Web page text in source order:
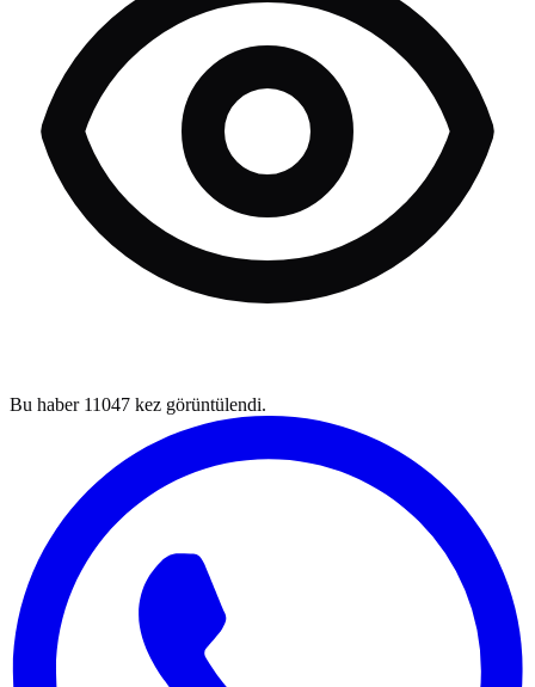
Bu haber 11047 kez görüntülendi.